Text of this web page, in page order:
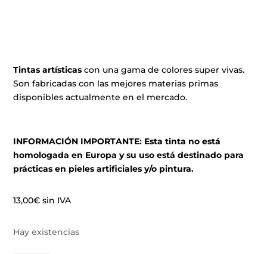
Tintas artísticascon una gama de colores super vivas.
Son fabricadas con las mejores materias primas
disponibles actualmente en el mercado.
INFORMACIÓN IMPORTANTE: Esta tinta no está
homologada en Europa y su uso está destinado para
prácticas en pieles artificiales y/o pintura.
13,00€ sin IVA
Hay existencias